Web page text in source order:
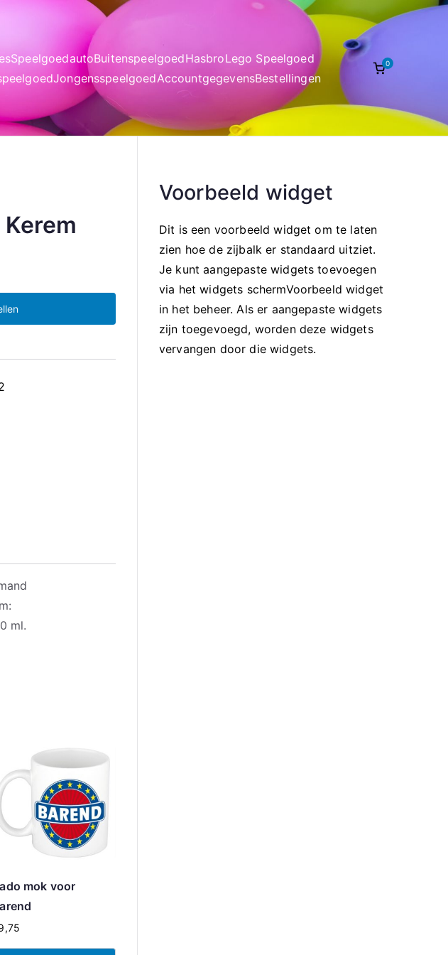
SpeelgoedautoBuitenspeelgoedHasbroLego Speelgoed
JongensspeelgoedAccountgegevensBestellingen
0
ml.
mok voor
Voorbeeld widget
Dit is een voorbeeld widget om te laten
zien hoe de zijbalk er standaard uitziet.
Je kunt aangepaste widgets toevoegen
via het widgets schermVoorbeeld widget
in het beheer. Als er aangepaste widgets
zijn toegevoegd, worden deze widgets
vervangen door die widgets.